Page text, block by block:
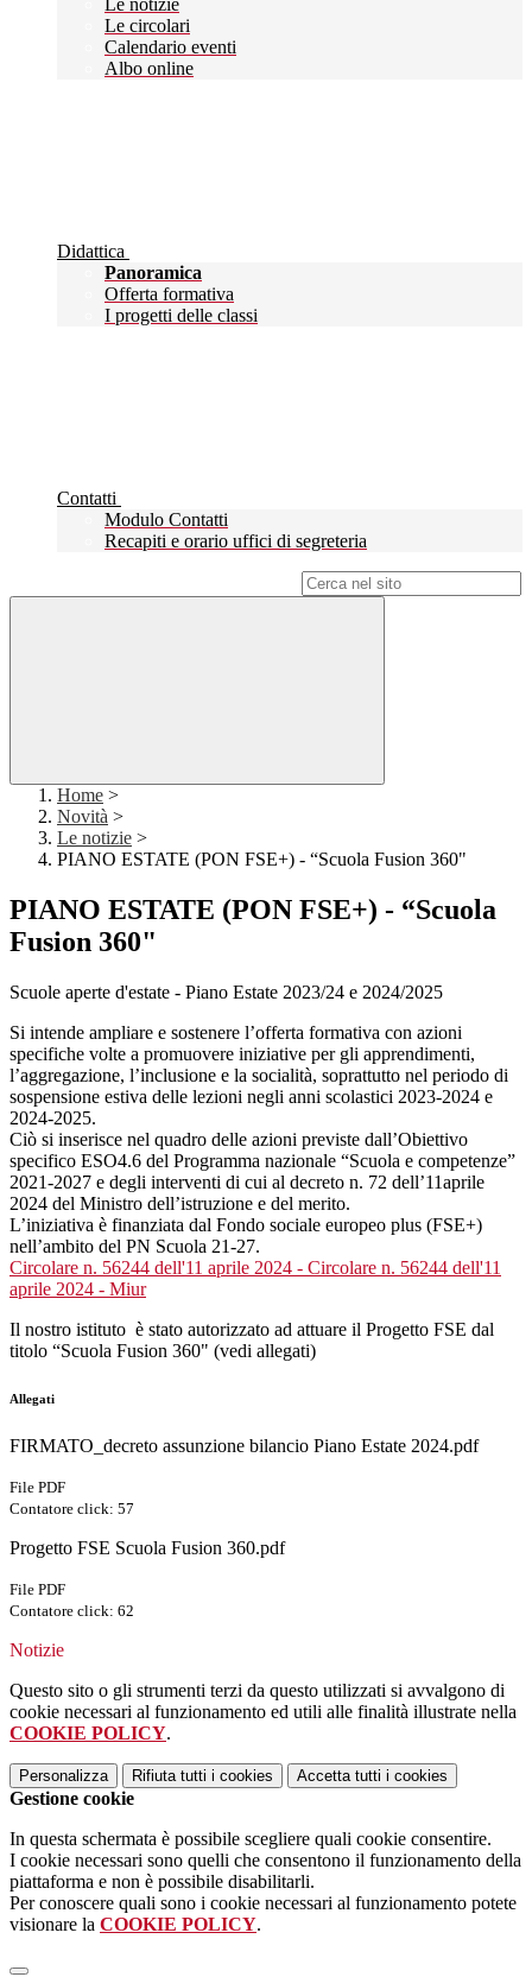
Le notizie
Le circolari
Calendario eventi
Albo online
Didattica
Panoramica
Offerta formativa
I progetti delle classi
Contatti
Modulo Contatti
Recapiti e orario uffici di segreteria
Home >
Novità >
Le notizie >
PIANO ESTATE (PON FSE+) - “Scuola Fusion 360"
PIANO ESTATE (PON FSE+) - “Scuola
Fusion 360"
Scuole aperte d'estate - Piano Estate 2023/24 e 2024/2025
Si intende ampliare e sostenere l’offerta formativa con azioni
specifiche volte a promuovere iniziative per gli apprendimenti,
l’aggregazione, l’inclusione e la socialità, soprattutto nel periodo di
sospensione estiva delle lezioni negli anni scolastici 2023-2024 e
2024-2025.
Ciò si inserisce nel quadro delle azioni previste dall’Obiettivo
specifico ESO4.6 del Programma nazionale “Scuola e competenze”
2021-2027 e degli interventi di cui al decreto n. 72 dell’11aprile
2024 del Ministro dell’istruzione e del merito.
L’iniziativa è finanziata dal Fondo sociale europeo plus (FSE+)
nell’ambito del PN Scuola 21-27.
Circolare n. 56244 dell'11 aprile 2024 - Circolare n. 56244 dell'11
aprile 2024 - Miur
Il nostro istituto è stato autorizzato ad attuare il Progetto FSE dal
titolo “Scuola Fusion 360" (vedi allegati)
Allegati
FIRMATO_decreto assunzione bilancio Piano Estate 2024.pdf
File PDF
Contatore click: 57
Progetto FSE Scuola Fusion 360.pdf
File PDF
Contatore click: 62
Notizie
Questo sito o gli strumenti terzi da questo utilizzati si avvalgono di
cookie necessari al funzionamento ed utili alle finalità illustrate nella
COOKIE POLICY.
Personalizza Rifiuta tutti i cookies Accetta tutti i cookies
Gestione cookie
In questa schermata è possibile scegliere quali cookie consentire.
I cookie necessari sono quelli che consentono il funzionamento della
piattaforma e non è possibile disabilitarli.
Per conoscere quali sono i cookie necessari al funzionamento potete
visionare la COOKIE POLICY.